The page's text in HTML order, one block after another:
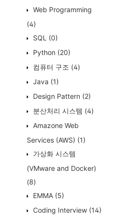
Web Programming
(4)
SQL (0)
Python (20)
컴퓨터 구조 (4)
Java (1)
Design Pattern (2)
분산처리 시스템 (4)
Amazone Web
Services (AWS) (1)
가상화 시스템
(VMware and Docker)
(8)
EMMA (5)
Coding Interview (14)